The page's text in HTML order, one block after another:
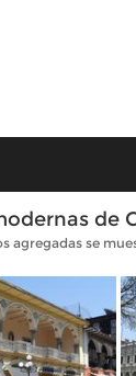
de
agregadas se